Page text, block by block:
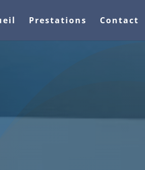
Prestations Contact